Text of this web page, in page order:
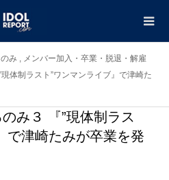
み , メンバー加入・卒業・脱退・解雇
体制ラスト”ワンマンライブ』で津崎た
み３ 『”現体制ラス
で津崎たみが卒業を発